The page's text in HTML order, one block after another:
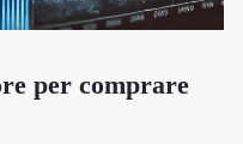
per comprare